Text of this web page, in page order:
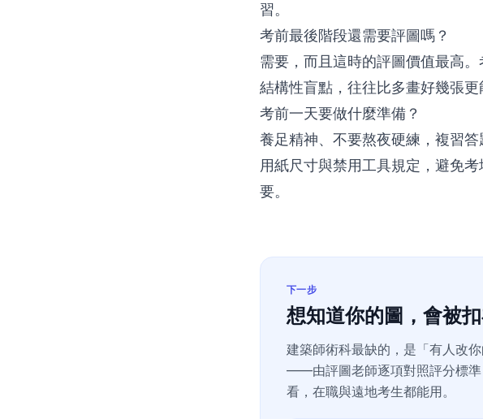
習。
考前最後階段還需要評圖嗎？
需要，而且這時的評圖價值最高
結構性盲點，往往比多畫好幾張
考前一天要做什麼準備？
養足精神、不要熬夜硬練，複習
用紙尺寸與禁用工具規定，避免
要。
下一步
想知道你的圖，會被
建築師術科最缺的，是「有人改
——由評圖老師逐項對照評分標準
看，在職與遠地考生都能用。